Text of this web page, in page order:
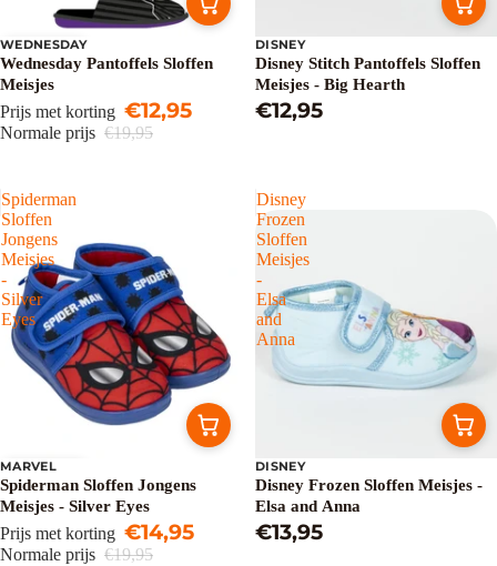
Uitverkoop
WEDNESDAY
Wednesday Pantoffels Sloffen
Meisjes
Prijs met korting €12,95
Normale prijs €19,95
DISNEY
Disney Stitch Pantoffels Sloffen
Meisjes - Big Hearth
€12,95
Spiderman
Sloffen
Jongens
Meisjes
-
Silver
Eyes
Uitverkoop
MARVEL
Spiderman Sloffen Jongens
Meisjes - Silver Eyes
Prijs met korting €14,95
Normale prijs €19,95
Disney
Frozen
Sloffen
Meisjes
-
Elsa
and
Anna
DISNEY
Disney Frozen Sloffen Meisjes -
Elsa and Anna
€13,95